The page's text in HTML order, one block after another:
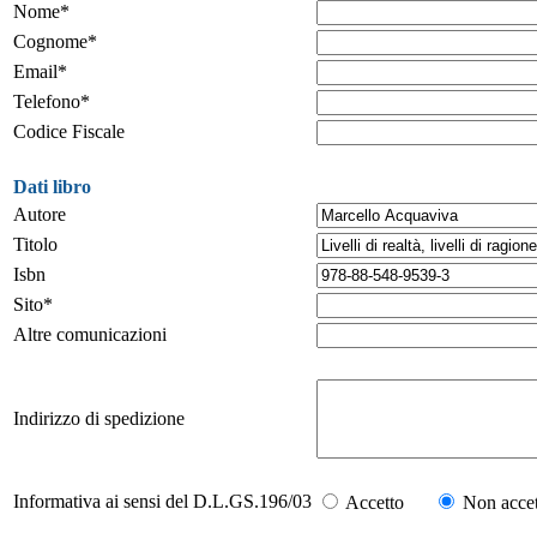
Nome*
Cognome*
Email*
Telefono*
Codice Fiscale
Dati libro
Autore
Titolo
Isbn
Sito*
Altre comunicazioni
Indirizzo di spedizione
Informativa ai sensi del D.L.GS.196/03 Accetto Non